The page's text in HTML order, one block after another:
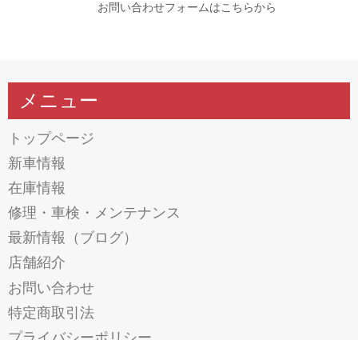
お問い合わせフォームはこちらから
メニュー
トップページ
新車情報
在庫情報
修理・車検・メンテナンス
最新情報（ブログ）
店舗紹介
お問い合わせ
特定商取引法